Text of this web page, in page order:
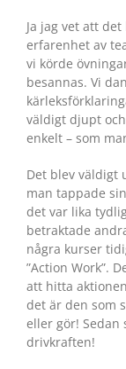
Ja jag vet att
erfarenhet av
vi körde
besannas. Vi
väldigt djupt
enkelt – som
Det blev väldigt
man tappade
det var lika
betraktade
några kurser
”Action Work”.
att hitta
det är den som
eller gör! Sedan
drivkraften!